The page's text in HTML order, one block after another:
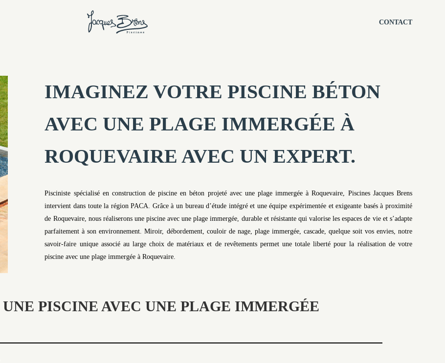
CONTACT
IMAGINEZ VOTRE PISCINE BÉTON
AVEC UNE PLAGE IMMERGÉE À
ROQUEVAIRE AVEC UN EXPERT.
Pisciniste spécialisé en construction de piscine en béton projeté avec une plage immergée à Roquevaire, Piscines Jacques Brens
intervient dans toute la région PACA. Grâce à un bureau d’étude intégré et une équipe expérimentée et exigeante basés à proximité
de Roquevaire, nous réaliserons une piscine avec une plage immergée, durable et résistante qui valorise les espaces de vie et s’adapte
parfaitement à son environnement. Miroir, débordement, couloir de nage, plage immergée, cascade, quelque soit vos envies, notre
savoir-faire unique associé au large choix de matériaux et de revêtements permet une totale liberté pour la réalisation de votre
piscine avec une plage immergée à Roquevaire.
PISCINE AVEC UNE PLAGE IMMERGÉE